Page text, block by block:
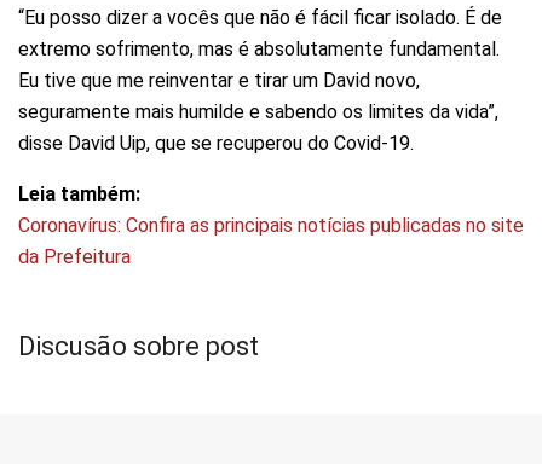
“Eu posso dizer a vocês que não é fácil ficar isolado. É de
extremo sofrimento, mas é absolutamente fundamental.
Eu tive que me reinventar e tirar um David novo,
seguramente mais humilde e sabendo os limites da vida”,
disse David Uip, que se recuperou do Covid-19.
Leia também:
Coronavírus: Confira as principais notícias publicadas no site
da Prefeitura
Discusão sobre post